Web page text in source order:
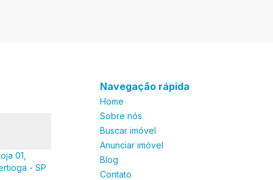
01,
- SP
Navegação rápida
Home
Sobre nós
Buscar imóvel
Anunciar imóvel
Blog
Contato